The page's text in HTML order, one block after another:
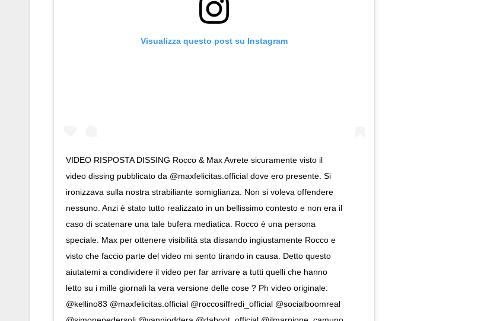
Visualizza questo post su Instagram
VIDEO RISPOSTA DISSING Rocco & Max Avrete sicuramente visto il
video dissing pubblicato da @maxfelicitas.official dove ero presente. Si
ironizzava sulla nostra strabiliante somiglianza. Non si voleva offendere
nessuno. Anzi è stato tutto realizzato in un bellissimo contesto e non era il
caso di scatenare una tale bufera mediatica. Rocco è una persona
speciale. Max per ottenere visibilità sta dissando ingiustamente Rocco e
visto che faccio parte del video mi sento tirando in causa. Detto questo
aiutatemi a condividere il video per far arrivare a tutti quelli che hanno
letto su i mille giornali la vera versione delle cose ? Ph video originale:
@kellino83 @maxfelicitas.official @roccosiffredi_official @socialboomreal